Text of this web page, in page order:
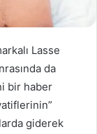
Lasse
da
bir haber
giderek